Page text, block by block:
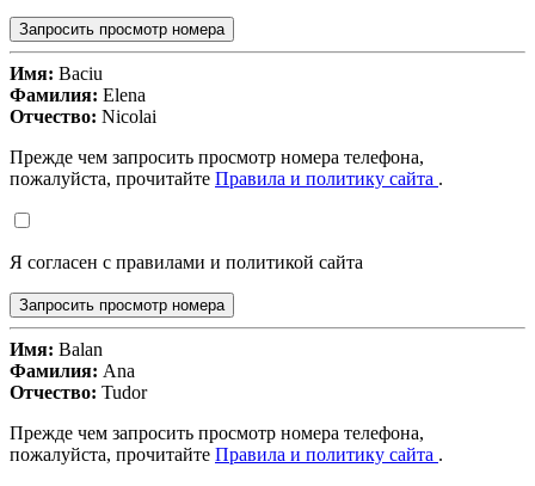
Запросить просмотр номера
Имя: Baciu
Фамилия: Elena
Отчество: Nicolai
Прежде чем запросить просмотр номера телефона,
пожалуйста, прочитайте Правила и политику сайта .
Я согласен с правилами и политикой сайта
Запросить просмотр номера
Имя: Balan
Фамилия: Ana
Отчество: Tudor
Прежде чем запросить просмотр номера телефона,
пожалуйста, прочитайте Правила и политику сайта .